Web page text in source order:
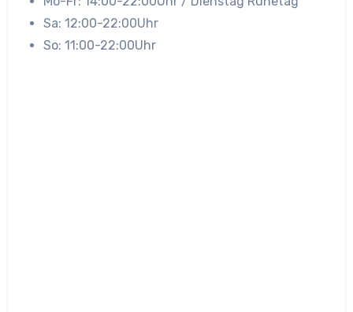
Sa: 12:00-22:00Uhr
So: 11:00-22:00Uhr